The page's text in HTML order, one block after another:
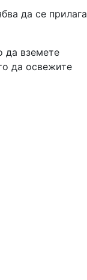
да се прилага
да вземете
да освежите